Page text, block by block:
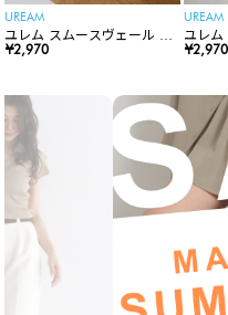
UREAM
ユレム スムースヴェール リ
ップスティック
¥2,970
UREAM
ユレム
ップ
¥2,970